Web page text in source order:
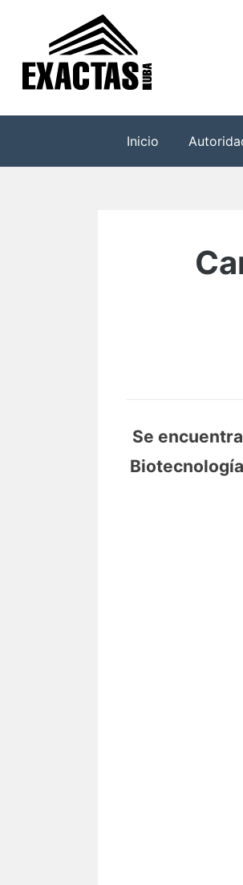
contenido
Inicio
Se